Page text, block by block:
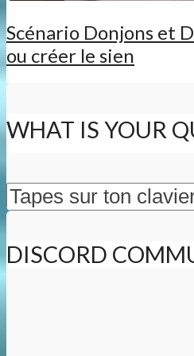
Scénario Donjons et
ou créer le sien
WHAT IS YOUR
DISCORD